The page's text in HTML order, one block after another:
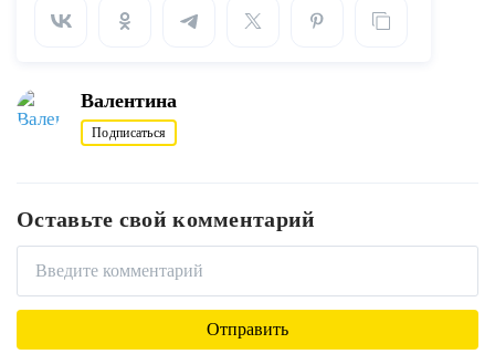
Валентина
Подписаться
Оставьте свой комментарий